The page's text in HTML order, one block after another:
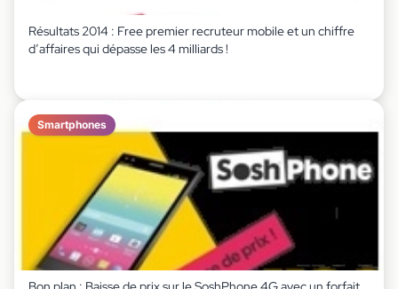
Résultats 2014 : Free premier recruteur mobile et un chiffre
d’affaires qui dépasse les 4 milliards !
Smartphones